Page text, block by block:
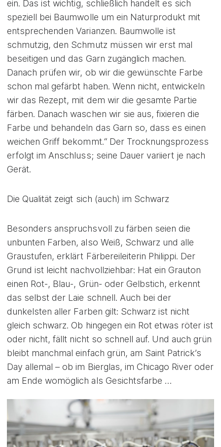
ein. Das ist wichtig, schließlich handelt es sich
speziell bei Baumwolle um ein Naturprodukt mit
entsprechenden Varianzen. Baumwolle ist
schmutzig, den Schmutz müssen wir erst mal
beseitigen und das Garn zugänglich machen.
Danach prüfen wir, ob wir die gewünschte Farbe
schon mal gefärbt haben. Wenn nicht, entwickeln
wir das Rezept, mit dem wir die gesamte Partie
färben. Danach waschen wir sie aus, fixieren die
Farbe und behandeln das Garn so, dass es einen
weichen Griff bekommt.“ Der Trocknungsprozess
erfolgt im Anschluss; seine Dauer variiert je nach
Gerät.
Die Qualität zeigt sich (auch) im Schwarz
Besonders anspruchsvoll zu färben seien die
unbunten Farben, also Weiß, Schwarz und alle
Graustufen, erklärt Färbereileiterin Philippi. Der
Grund ist leicht nachvollziehbar: Hat ein Grauton
einen Rot-, Blau-, Grün- oder Gelbstich, erkennt
das selbst der Laie schnell. Auch bei der
dunkelsten aller Farben gilt: Schwarz ist nicht
gleich schwarz. Ob hingegen ein Rot etwas röter ist
oder nicht, fällt nicht so schnell auf. Und auch grün
bleibt manchmal einfach grün, am Saint Patrick’s
Day allemal – ob im Bierglas, im Chicago River oder
am Ende womöglich als Gesichtsfarbe …